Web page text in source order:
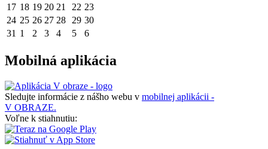
17 18 19 20 21 22 23
24 25 26 27 28 29 30
31 1 2 3 4 5 6
Mobilná aplikácia
Sledujte informácie z nášho webu v mobilnej aplikácii -
V OBRAZE.
Voľne k stiahnutiu: